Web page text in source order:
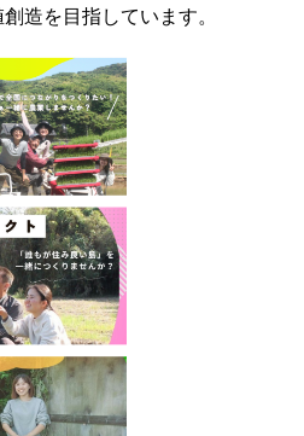
造を目指しています。